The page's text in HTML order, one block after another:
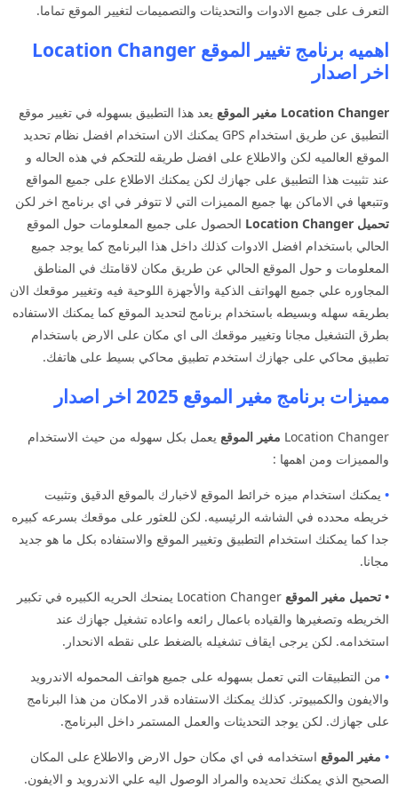
التعرف على جميع الادوات والتحديثات والتصميمات لتغيير الموقع تماما.
اهميه برنامج تغيير الموقع Location Changer
اخر اصدار
Location Changer مغير الموقع يعد هذا التطبيق بسهوله في تغيير موقع
التطبيق عن طريق استخدام GPS يمكنك الان استخدام افضل نظام تحديد
الموقع العالميه لكن والاطلاع على افضل طريقه للتحكم في هذه الحاله و
عند تثبيت هذا التطبيق على جهازك لكن يمكنك الاطلاع على جميع المواقع
وتتبعها في الاماكن بها جميع المميزات التي لا تتوفر في اي برنامج اخر لكن
تحميل Location Changer
الحصول على جميع المعلومات حول الموقع
الحالي باستخدام افضل الادوات كذلك داخل هذا البرنامج كما يوجد جميع
المعلومات و حول الموقع الحالي عن طريق مكان لاقامتك في المناطق
المجاوره علي جميع الهواتف الذكية والأجهزة اللوحية فيه وتغيير موقعك الان
بطريقه سهله وبسيطه باستخدام برنامج لتحديد الموقع كما يمكنك الاستفاده
بطرق التشغيل مجانا وتغيير موقعك الى اي مكان على الارض باستخدام
تطبيق محاكي على جهازك استخدم تطبيق محاكي بسيط على هاتفك.
مميزات برنامج مغير الموقع 2025 اخر اصدار
Location Changer مغير الموقع يعمل بكل سهوله من حيث الاستخدام
والمميزات ومن اهمها :
• يمكنك استخدام ميزه خرائط الموقع لاخبارك بالموقع الدقيق وتثبيت
خريطه محدده في الشاشه الرئيسيه. لكن للعثور على موقعك بسرعه كبيره
جدا كما يمكنك استخدام التطبيق وتغيير الموقع والاستفاده بكل ما هو جديد
مجانا.
• تحميل مغير الموقع
Location Changer يمنحك الحريه الكبيره في تكبير
الخريطه وتصغيرها والقياده باعمال رائعه واعاده تشغيل جهازك عند
استخدامه. لكن يرجى ايقاف تشغيله بالضغط على نقطه الانحدار.
• من التطبيقات التي تعمل بسهوله على جميع هواتف المحموله الاندرويد
والايفون والكمبيوتر. كذلك يمكنك الاستفاده قدر الامكان من هذا البرنامج
على جهازك. لكن يوجد التحديثات والعمل المستمر داخل البرنامج.
• مغير الموقع استخدامه في اي مكان حول الارض والاطلاع على المكان
الصحيح الذي يمكنك تحديده والمراد الوصول اليه علي الاندرويد و الايفون.